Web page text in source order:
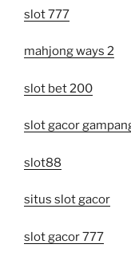
slot 777
mahjong ways 2
slot bet 200
slot gacor
slot88
situs slot gacor
slot gacor 777